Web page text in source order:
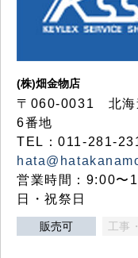
(株)畑金物店
〒060-0031 北海
6番地
TEL：011-281-
営業時間：9:00〜
日・祝祭日
販売可 工事